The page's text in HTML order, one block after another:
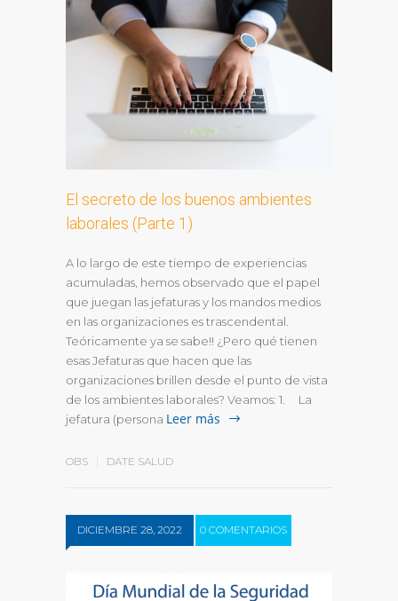
El secreto de los buenos ambientes
laborales (Parte 1)
A lo largo de este tiempo de experiencias
acumuladas, hemos observado que el papel
que juegan las jefaturas y los mandos medios
en las organizaciones es trascendental.
Teóricamente ya se sabe!! ¿Pero qué tienen
esas Jefaturas que hacen que las
organizaciones brillen desde el punto de vista
de los ambientes laborales? Veamos: 1. La
jefatura (persona Leer más
OBS DATE SALUD
DICIEMBRE 28, 2022 0 COMENTARIOS